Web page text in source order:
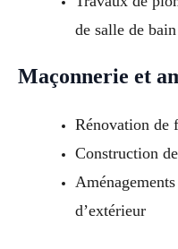
de salle de bain
Maçonnerie et
Rénovation de
Construction
d’extérieur